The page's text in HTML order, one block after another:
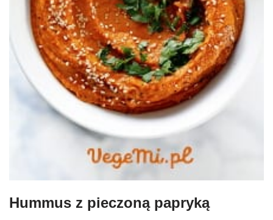
Hummus z pieczoną papryką